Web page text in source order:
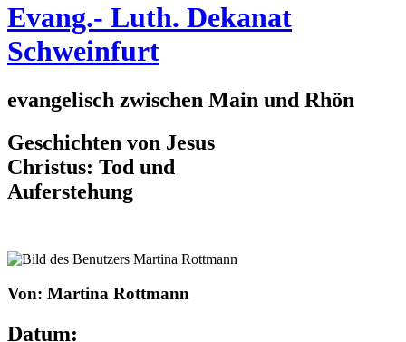
Evang.- Luth. Dekanat
Schweinfurt
evangelisch zwischen Main und Rhön
Geschichten von Jesus
Christus: Tod und
Auferstehung
Von: Martina Rottmann
Datum: